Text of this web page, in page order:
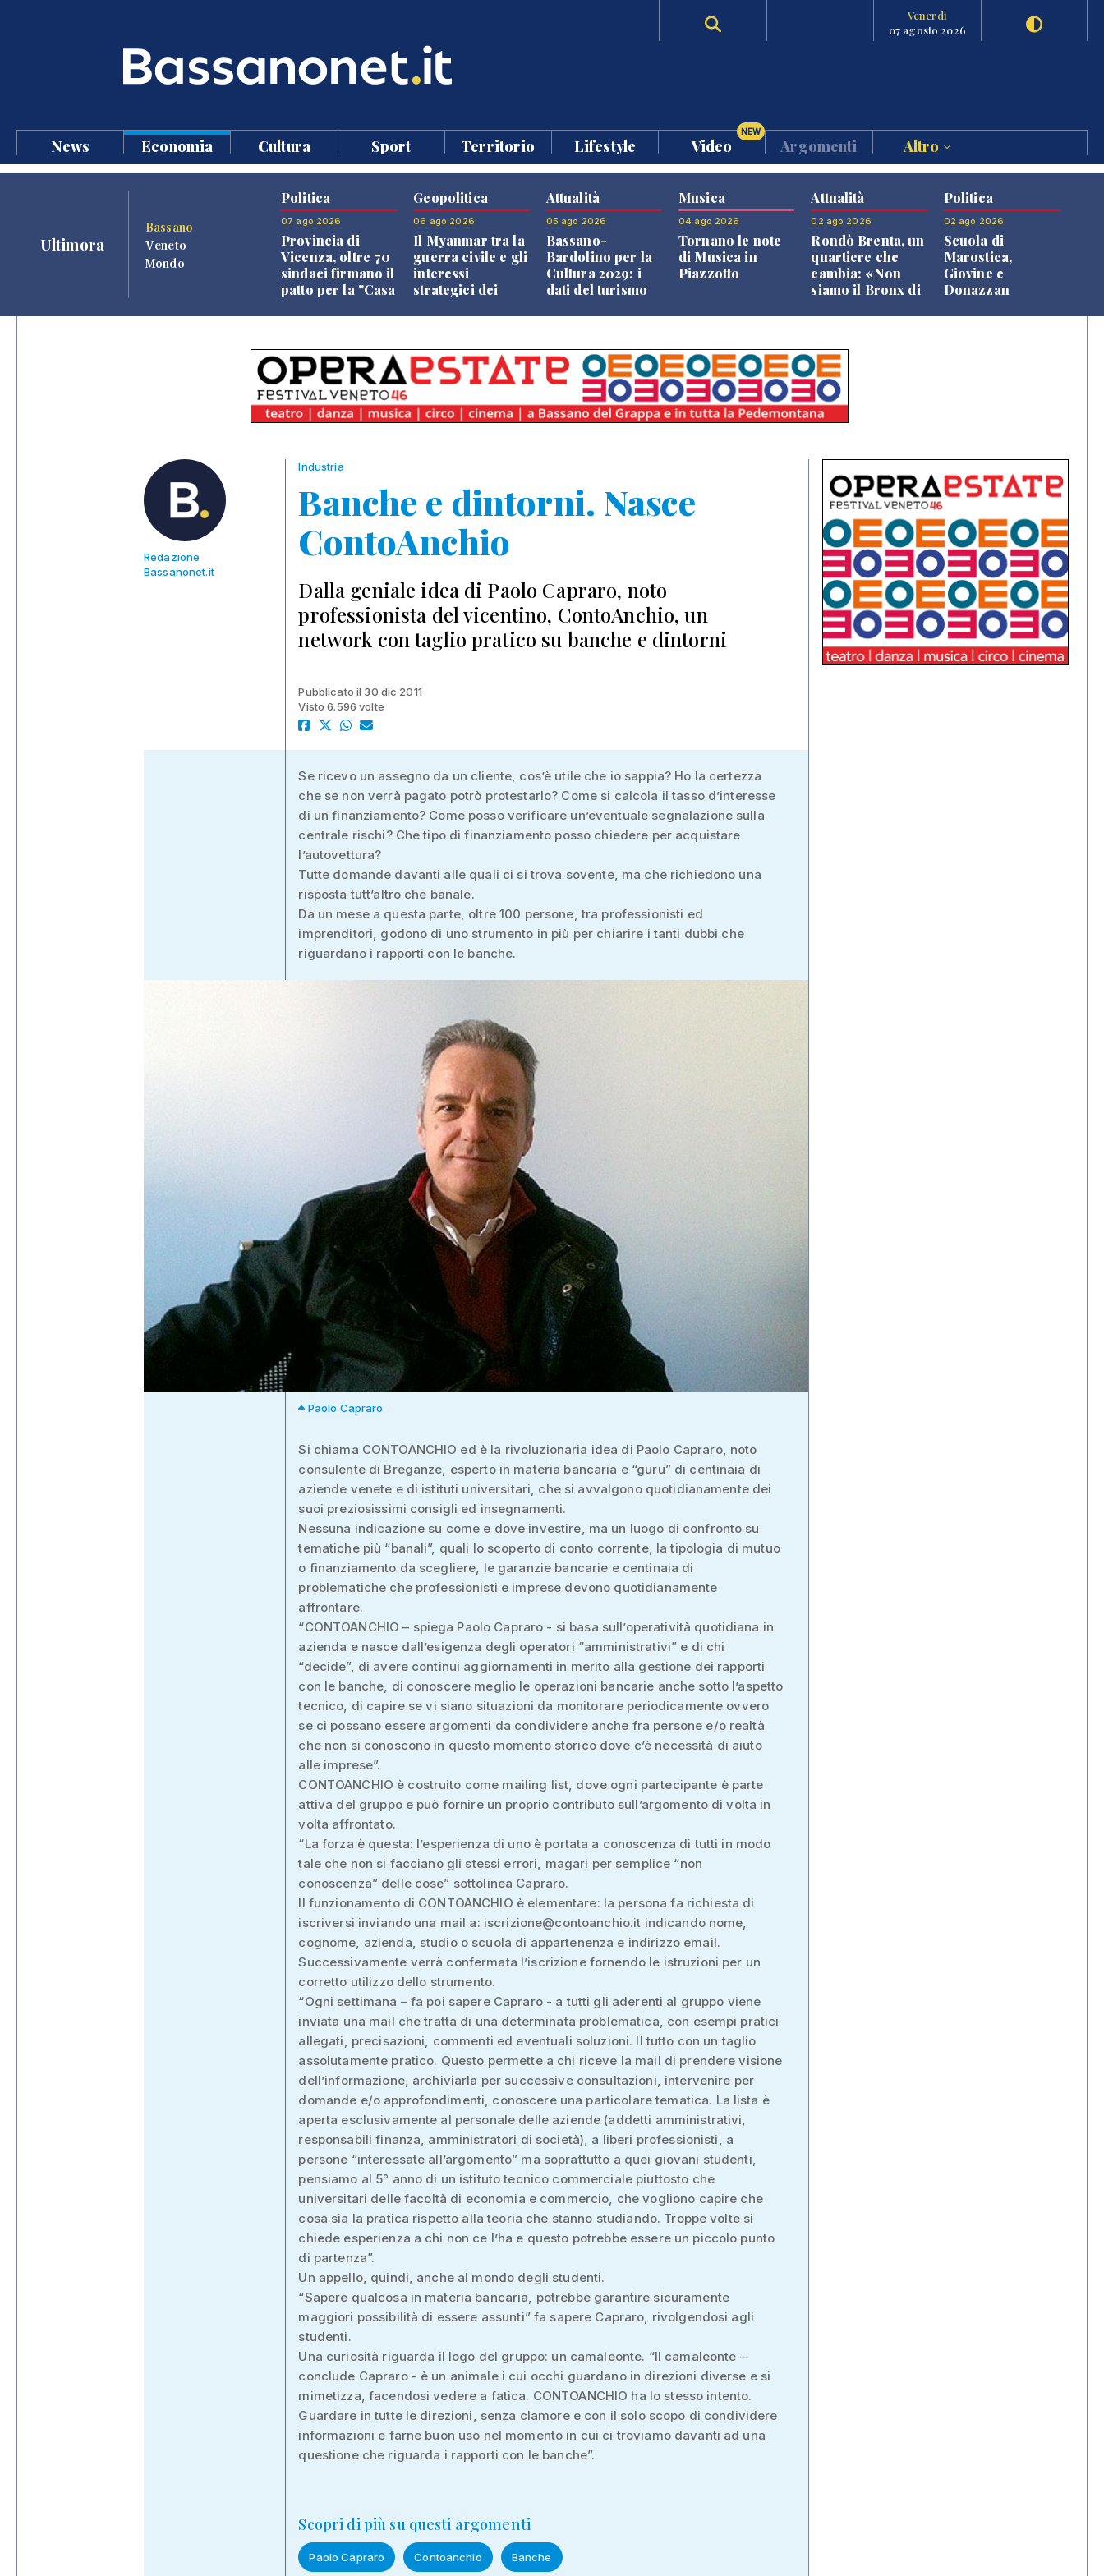
Venerdì
07 agosto 2026
News Economia Cultura Sport Territorio Lifestyle Video
NEW
Argomenti Altro
Ultimora
Bassano
Veneto
Mondo
Politica
07 ago 2026
Provincia di
Vicenza, oltre 70
sindaci firmano il
patto per la "Casa
Geopolitica
06 ago 2026
Il Myanmar tra la
guerra civile e gli
interessi
strategici dei
Attualità
05 ago 2026
Bassano-
Bardolino per la
Cultura 2029: i
dati del turismo
Musica
04 ago 2026
Tornano le note
di Musica in
Piazzotto
Attualità
02 ago 2026
Rondò Brenta, un
quartiere che
cambia: «Non
siamo il Bronx di
Politica
02 ago 2026
Scuola di
Marostica,
Giovine e
Donazzan
Redazione
Bassanonet.it
Industria
Banche e dintorni. Nasce
ContoAnchio
Dalla geniale idea di Paolo Capraro, noto
professionista del vicentino, ContoAnchio, un
network con taglio pratico su banche e dintorni
Pubblicato il 30 dic 2011
Visto 6.596 volte
Se ricevo un assegno da un cliente, cos’è utile che io sappia? Ho la certezza
che se non verrà pagato potrò protestarlo? Come si calcola il tasso d’interesse
di un finanziamento? Come posso verificare un’eventuale segnalazione sulla
centrale rischi? Che tipo di finanziamento posso chiedere per acquistare
l’autovettura?
Tutte domande davanti alle quali ci si trova sovente, ma che richiedono una
risposta tutt’altro che banale.
Da un mese a questa parte, oltre 100 persone, tra professionisti ed
imprenditori, godono di uno strumento in più per chiarire i tanti dubbi che
riguardano i rapporti con le banche.
Paolo Capraro
Si chiama CONTOANCHIO ed è la rivoluzionaria idea di Paolo Capraro, noto
consulente di Breganze, esperto in materia bancaria e “guru” di centinaia di
aziende venete e di istituti universitari, che si avvalgono quotidianamente dei
suoi preziosissimi consigli ed insegnamenti.
Nessuna indicazione su come e dove investire, ma un luogo di confronto su
tematiche più “banali”, quali lo scoperto di conto corrente, la tipologia di mutuo
o finanziamento da scegliere, le garanzie bancarie e centinaia di
problematiche che professionisti e imprese devono quotidianamente
affrontare.
“CONTOANCHIO – spiega Paolo Capraro - si basa sull’operatività quotidiana in
azienda e nasce dall’esigenza degli operatori “amministrativi” e di chi
“decide”, di avere continui aggiornamenti in merito alla gestione dei rapporti
con le banche, di conoscere meglio le operazioni bancarie anche sotto l’aspetto
tecnico, di capire se vi siano situazioni da monitorare periodicamente ovvero
se ci possano essere argomenti da condividere anche fra persone e/o realtà
che non si conoscono in questo momento storico dove c’è necessità di aiuto
alle imprese”.
CONTOANCHIO è costruito come mailing list, dove ogni partecipante è parte
attiva del gruppo e può fornire un proprio contributo sull’argomento di volta in
volta affrontato.
“La forza è questa: l’esperienza di uno è portata a conoscenza di tutti in modo
tale che non si facciano gli stessi errori, magari per semplice “non
conoscenza” delle cose” sottolinea Capraro.
Il funzionamento di CONTOANCHIO è elementare: la persona fa richiesta di
iscriversi inviando una mail a: iscrizione@contoanchio.it indicando nome,
cognome, azienda, studio o scuola di appartenenza e indirizzo email.
Successivamente verrà confermata l’iscrizione fornendo le istruzioni per un
corretto utilizzo dello strumento.
“Ogni settimana – fa poi sapere Capraro - a tutti gli aderenti al gruppo viene
inviata una mail che tratta di una determinata problematica, con esempi pratici
allegati, precisazioni, commenti ed eventuali soluzioni. Il tutto con un taglio
assolutamente pratico. Questo permette a chi riceve la mail di prendere visione
dell’informazione, archiviarla per successive consultazioni, intervenire per
domande e/o approfondimenti, conoscere una particolare tematica. La lista è
aperta esclusivamente al personale delle aziende (addetti amministrativi,
responsabili finanza, amministratori di società), a liberi professionisti, a
persone “interessate all’argomento” ma soprattutto a quei giovani studenti,
pensiamo al 5° anno di un istituto tecnico commerciale piuttosto che
universitari delle facoltà di economia e commercio, che vogliono capire che
cosa sia la pratica rispetto alla teoria che stanno studiando. Troppe volte si
chiede esperienza a chi non ce l’ha e questo potrebbe essere un piccolo punto
di partenza”.
Un appello, quindi, anche al mondo degli studenti.
“Sapere qualcosa in materia bancaria, potrebbe garantire sicuramente
maggiori possibilità di essere assunti” fa sapere Capraro, rivolgendosi agli
studenti.
Una curiosità riguarda il logo del gruppo: un camaleonte. “Il camaleonte –
conclude Capraro - è un animale i cui occhi guardano in direzioni diverse e si
mimetizza, facendosi vedere a fatica. CONTOANCHIO ha lo stesso intento.
Guardare in tutte le direzioni, senza clamore e con il solo scopo di condividere
informazioni e farne buon uso nel momento in cui ci troviamo davanti ad una
questione che riguarda i rapporti con le banche”.
Scopri di più su questi argomenti
Paolo Capraro Contoanchio Banche